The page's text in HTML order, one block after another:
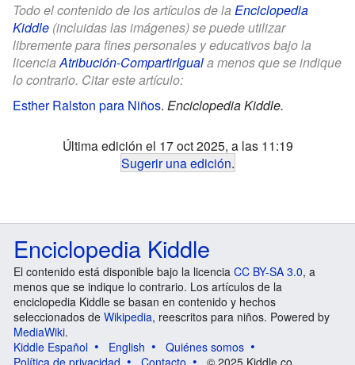
Todo el contenido de los artículos de la Enciclopedia
Kiddle (incluidas las imágenes) se puede utilizar
libremente para fines personales y educativos bajo la
licenciaAtribución-CompartirIguala menos que se indique
lo contrario. Citar este artículo:
Esther Ralston para Niños. Enciclopedia Kiddle.
Última edición el 17 oct 2025, a las 11:19
Sugerir una edición.
Enciclopedia Kiddle
El contenido está disponible bajo la licencia CC BY-SA 3.0, a
menos que se indique lo contrario. Los artículos de la
enciclopedia Kiddle se basan en contenido y hechos
seleccionados de Wikipedia, reescritos para niños. Powered by
MediaWiki.
Kiddle Español
English
Quiénes somos